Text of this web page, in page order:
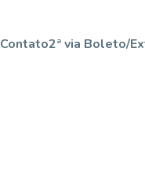
Contato2ª via Boleto/